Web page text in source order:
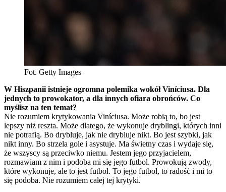
Fot. Getty Images
W Hiszpanii istnieje ogromna polemika wokół Viníciusa. Dla
jednych to prowokator, a dla innych ofiara obrońców. Co
myślisz na ten temat?
Nie rozumiem krytykowania Viníciusa. Może robią to, bo jest
lepszy niż reszta. Może dlatego, że wykonuje dryblingi, których inni
nie potrafią. Bo drybluje, jak nie drybluje nikt. Bo jest szybki, jak
nikt inny. Bo strzela gole i asystuje. Ma świetny czas i wydaje się,
że wszyscy są przeciwko niemu. Jestem jego przyjacielem,
rozmawiam z nim i podoba mi się jego futbol. Prowokują zwody,
które wykonuje, ale to jest futbol. To jego futbol, to radość i mi to
się podoba. Nie rozumiem całej tej krytyki.